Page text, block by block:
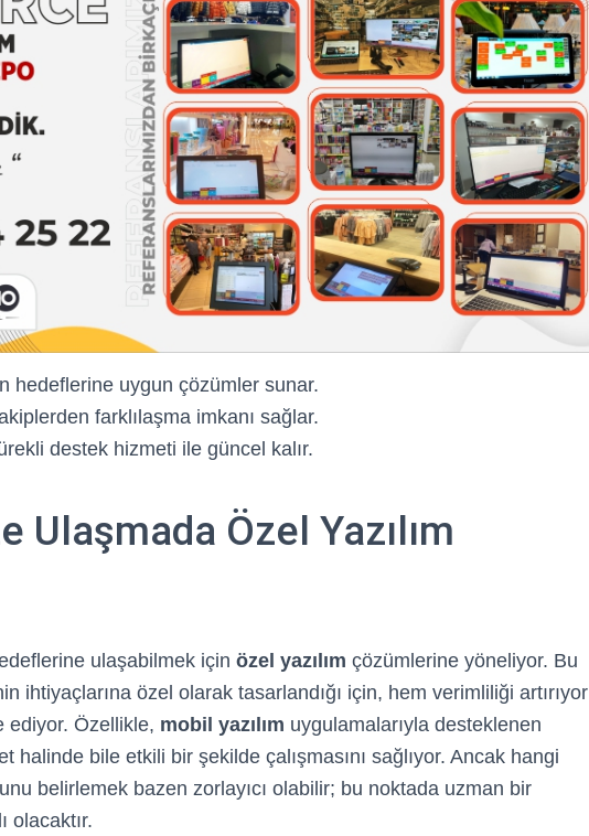
hedeflerine uygun çözümler sunar.
farklılaşma imkanı sağlar.
destek hizmeti ile güncel kalır.
Ulaşmada Özel Yazılım
ulaşabilmek için özel yazılım çözümlerine yöneliyor. Bu
ihtiyaçlarına özel olarak tasarlandığı için, hem verimliliği artırıyor
ediyor. Özellikle, mobil yazılım uygulamalarıyla desteklenen
halinde bile etkili bir şekilde çalışmasını sağlıyor. Ancak hangi
belirlemek bazen zorlayıcı olabilir; bu noktada uzman bir
olacaktır.